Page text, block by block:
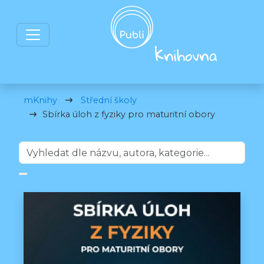
mKnihy
Střední školy
Sbírka úloh z fyziky pro maturitní obory